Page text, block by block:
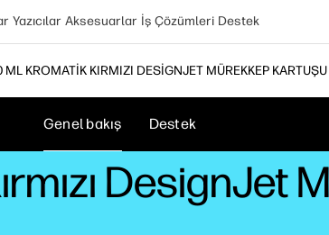
Yazıcılar Aksesuarlar İş Çözümleri Destek
ML KROMATIK KIRMIZI DESIGNJET MÜREKKEP
Genel bakış Destek
DesignJet